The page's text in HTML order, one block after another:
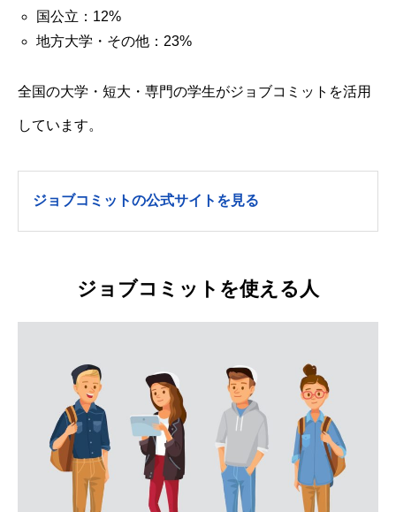
国公立：12%
地方大学・その他：23%
全国の大学・短大・専門の学生がジョブコミットを活用
しています。
ジョブコミットの公式サイトを見る
ジョブコミットを使える人